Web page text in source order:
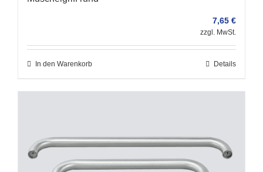
7,65 €
zzgl. MwSt.
In den Warenkorb Details